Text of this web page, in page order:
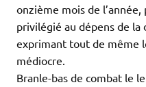
onzième mois de
privilégié au dépens de
exprimant tout de même
médiocre.
Branle-bas de combat le